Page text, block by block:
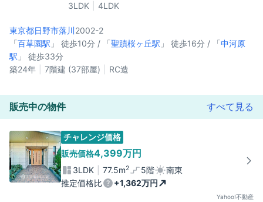
3LDK
4LDK
東京都日野市落川2002-2
「百草園駅 」 徒歩10分 / 「聖蹟桜ヶ丘駅 」 徒歩16分 / 「中河原
駅 」 徒歩33分
築24年
7階建 (37部屋) RC造
販売中の物件 すべて見る
チャレンジ価格
販売価格4,399万円
3LDK 77.5m2 5階
南東
推定価格比
+1,362万円
Yahoo!不動産